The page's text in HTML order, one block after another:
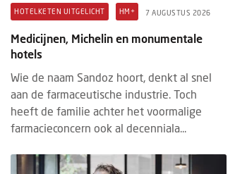
HOTELKETEN UITGELICHT HM+ 7 AUGUSTUS 2026
Medicijnen, Michelin en monumentale
hotels
Wie de naam Sandoz hoort, denkt al snel
aan de farmaceutische industrie. Toch
heeft de familie achter het voormalige
farmacieconcern ook al decenniala...